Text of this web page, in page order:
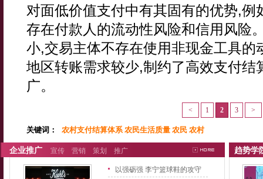
对面低价值支付中有其固有的优势,例
存在付款人的流动性风险和信用风险
小,交易主体不存在使用非现金工具的
地区转账需求较少,制约了高效支付结
广。
< 1 2 3 >
关键词： 农村支付结算体系 农民生活质量 农民 农村
企业推广 宣传 营销 策划 推广
以强砺强 李宁篮球鞋的攻守
趋势学